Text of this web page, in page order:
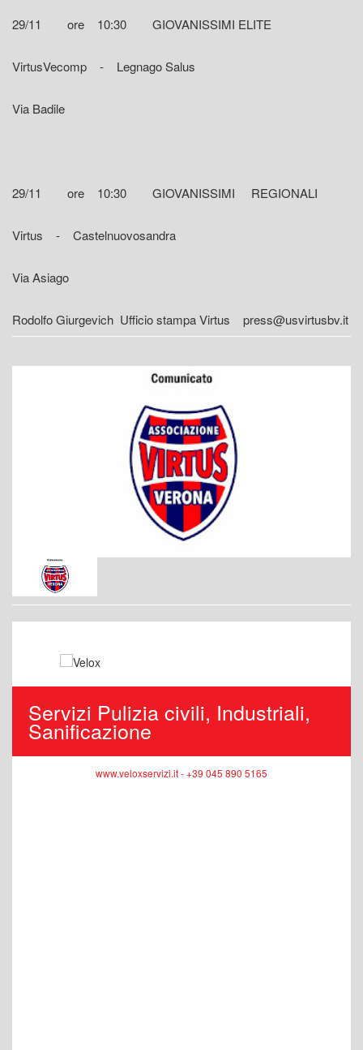
29/11 ore 10:30 GIOVANISSIMI ELITE
VirtusVecomp - Legnago Salus
Via Badile
29/11 ore 10:30 GIOVANISSIMI REGIONALI
Virtus - Castelnuovosandra
Via Asiago
Rodolfo Giurgevich Ufficio stampa Virtus press@usvirtusbv.it
Servizi Pulizia civili, Industriali,
Sanificazione
www.veloxservizi.it - +39 045 890 5165